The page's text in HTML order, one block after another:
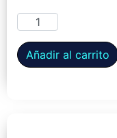
Añadir al carrito